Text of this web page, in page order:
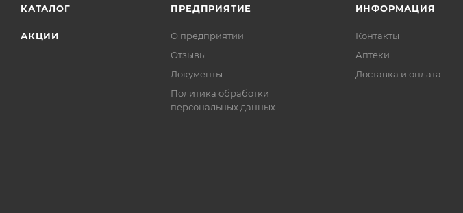
КАТАЛОГ
АКЦИИ
ПРЕДПРИЯТИЕ
О предприятии
Отзывы
Документы
Политика обработки
персональных данных
ИНФОРМАЦИЯ
Контакты
Аптеки
Доставка и оплата